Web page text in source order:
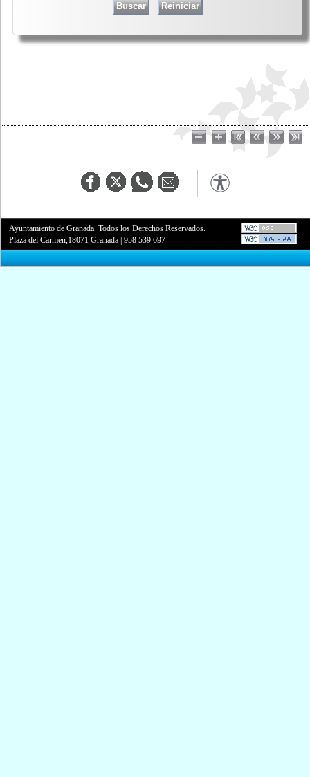
Ayuntamiento de Granada. Todos los Derechos Reservados.
Plaza del Carmen,18071 Granada |958 539 697